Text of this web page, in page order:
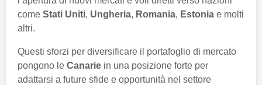
come Stati Uniti, Ungheria, Romania, Estonia e molti
altri.
Questi sforzi per diversificare il portafoglio di mercato
pongono le Canarie in una posizione forte per
adattarsi a future sfide e opportunità nel settore